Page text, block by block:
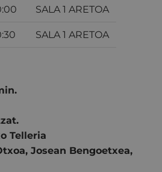
SALA 1 ARETOA
SALA 1 ARETOA
Telleria
Josean Bengoetxea,